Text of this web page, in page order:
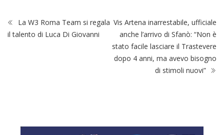
La W3 Roma Team si regala
il talento di Luca Di Giovanni
Vis Artena inarrestabile, ufficiale
anche l’arrivo di Sfanò: “Non è
stato facile lasciare il Trastevere
dopo 4 anni, ma avevo bisogno
di stimoli nuovi”